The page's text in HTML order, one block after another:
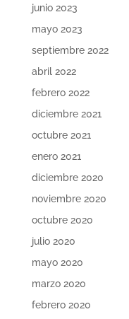
junio 2023
mayo 2023
septiembre 2022
abril 2022
febrero 2022
diciembre 2021
octubre 2021
enero 2021
diciembre 2020
noviembre 2020
octubre 2020
julio 2020
mayo 2020
marzo 2020
febrero 2020